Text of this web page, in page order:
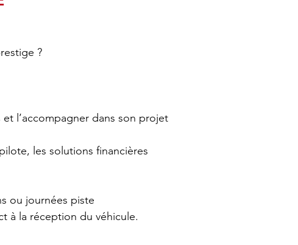
?
l’accompagner dans son projet
les solutions financières
ou journées piste
à la réception du véhicule.